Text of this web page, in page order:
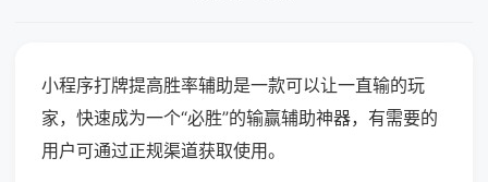
小程序打牌提高胜率辅助是一款可以让一直输的玩
家，快速成为一个“必胜”的输赢辅助神器，有需要的
用户可通过正规渠道获取使用。